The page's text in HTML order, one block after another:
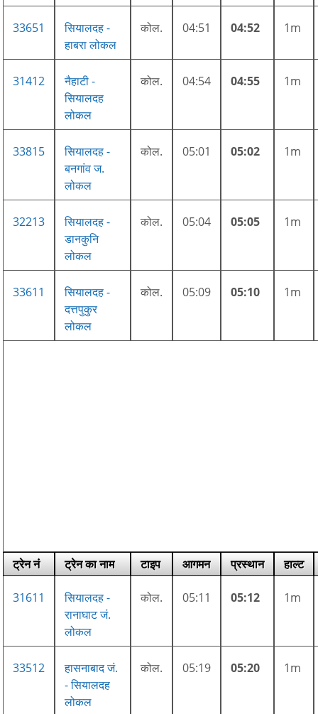
33651
सियालदह -
हाबरा लोकल
कोल. 04:51 04:52 1m
31412
नैहाटी -
सियालदह
लोकल
कोल. 04:54 04:55 1m
33815
सियालदह -
बनगांव ज.
लोकल
कोल. 05:01 05:02 1m
32213
सियालदह -
डानकुनि
लोकल
कोल. 05:04 05:05 1m
33611
सियालदह -
दत्तपुकुर
लोकल
कोल. 05:09 05:10 1m
ट्रेन नं ट्रेन का नाम टाइप आगमन प्रस्थान हाल्ट
31611
सियालदह -
रानाघाट जं.
लोकल
कोल. 05:11 05:12 1m
33512
हासनाबाद जं.
- सियालदह
लोकल
कोल. 05:19 05:20 1m